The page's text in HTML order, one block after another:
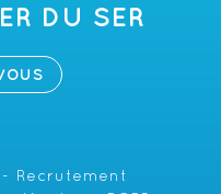
DU SER
Recrutement